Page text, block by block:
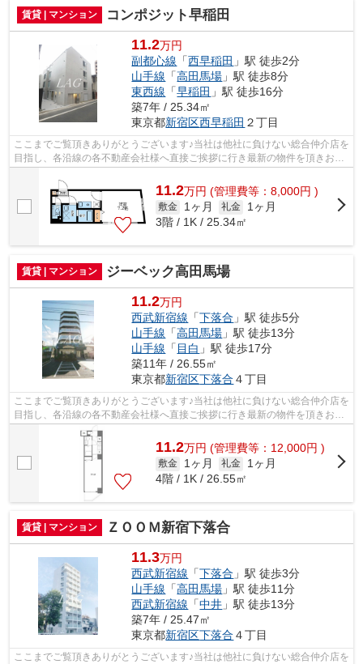
賃貸 | マンション コンポジット早稲田
11.2万円
副都心線 「西早稲田 」駅 徒歩2分
山手線 「高田馬場 」駅 徒歩8分
東西線 「早稲田 」駅 徒歩16分
築7年 / 25.34㎡
東京都新宿区西早稲田 ２丁目
ここまでご覧頂きありがとうございます♪当社は他社に負けない総合仲介店を
目指し、各沿線の各不動産会社様へ直接ご挨拶に行き最新の物件を頂きお客
様へ提供しております！最新の情報は...
11.2万円 (管理費等：8,000円 )
敷金 1ヶ月 礼金
1ヶ月
3階 / 1K / 25.34㎡
賃貸 | マンション ジーベック高田馬場
11.2万円
西武新宿線 「下落合 」駅 徒歩5分
山手線 「高田馬場 」駅 徒歩13分
山手線 「目白 」駅 徒歩17分
築11年 / 26.55㎡
東京都新宿区下落合 ４丁目
ここまでご覧頂きありがとうございます♪当社は他社に負けない総合仲介店を
目指し、各沿線の各不動産会社様へ直接ご挨拶に行き最新の物件を頂きお客
様へ提供しております！最新の情報は...
11.2万円 (管理費等：12,000円 )
敷金 1ヶ月 礼金
1ヶ月
4階 / 1K / 26.55㎡
賃貸 | マンション ＺＯＯＭ新宿下落合
11.3万円
西武新宿線 「下落合 」駅 徒歩3分
山手線 「高田馬場 」駅 徒歩11分
西武新宿線 「中井 」駅 徒歩13分
築7年 / 25.47㎡
東京都新宿区下落合 ４丁目
ここまでご覧頂きありがとうございます♪当社は他社に負けない総合仲介店を